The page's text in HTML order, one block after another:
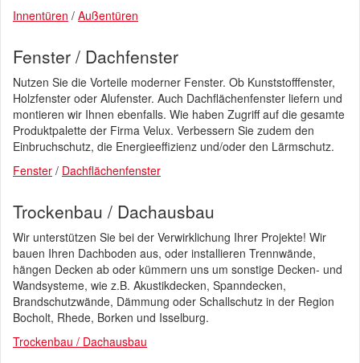
Innentüren / Außentüren
Fenster / Dachfenster
Nutzen Sie die Vorteile moderner Fenster. Ob Kunststofffenster,
Holzfenster oder Alufenster. Auch Dachflächenfenster liefern und
montieren wir Ihnen ebenfalls. Wie haben Zugriff auf die gesamte
Produktpalette der Firma Velux. Verbessern Sie zudem den
Einbruchschutz, die Energieeffizienz und/oder den Lärmschutz.
Fenster / Dachflächenfenster
Trockenbau / Dachausbau
Wir unterstützen Sie bei der Verwirklichung Ihrer Projekte! Wir
bauen Ihren Dachboden aus, oder installieren Trennwände,
hängen Decken ab oder kümmern uns um sonstige Decken- und
Wandsysteme, wie z.B. Akustikdecken, Spanndecken,
Brandschutzwände, Dämmung oder Schallschutz in der Region
Bocholt, Rhede, Borken und Isselburg.
Trockenbau / Dachausbau